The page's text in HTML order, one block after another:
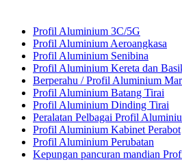
Profil Aluminium 3C/5G
Profil Aluminium Aeroangkasa
Profil Aluminium Senibina
Profil Aluminium Kereta dan
Berperahu / Profil Aluminium
Profil Aluminium Batang Tirai
Profil Aluminium Dinding Tirai
Peralatan Pelbagai Profil
Profil Aluminium Kabinet Perabot
Profil Aluminium Perubatan
Kepungan pancuran mandian